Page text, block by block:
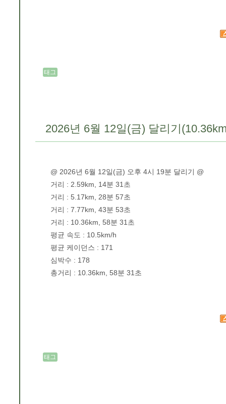
태그
2026년 6월 12일(금) 달리기
@ 2026년 6월 12일(금) 오후 4시 19분 달리기 @
거리 : 2.59km, 14분 31초
거리 : 5.17km, 28분 57초
거리 : 7.77km, 43분 53초
거리 : 10.36km, 58분 31초
평균 속도 : 10.5km/h
평균 케이던스 : 171
심박수 : 178
총거리 : 10.36km, 58분 31초
태그